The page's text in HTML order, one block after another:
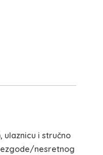
ulaznicu i stručno
nesretnog